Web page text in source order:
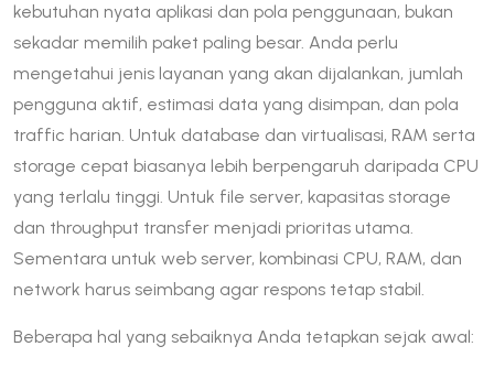
kebutuhan nyata aplikasi dan pola penggunaan, bukan
sekadar memilih paket paling besar. Anda perlu
mengetahui jenis layanan yang akan dijalankan, jumlah
pengguna aktif, estimasi data yang disimpan, dan pola
traffic harian. Untuk database dan virtualisasi, RAM serta
storage cepat biasanya lebih berpengaruh daripada CPU
yang terlalu tinggi. Untuk file server, kapasitas storage
dan throughput transfer menjadi prioritas utama.
Sementara untuk web server, kombinasi CPU, RAM, dan
network harus seimbang agar respons tetap stabil.
Beberapa hal yang sebaiknya Anda tetapkan sejak awal: